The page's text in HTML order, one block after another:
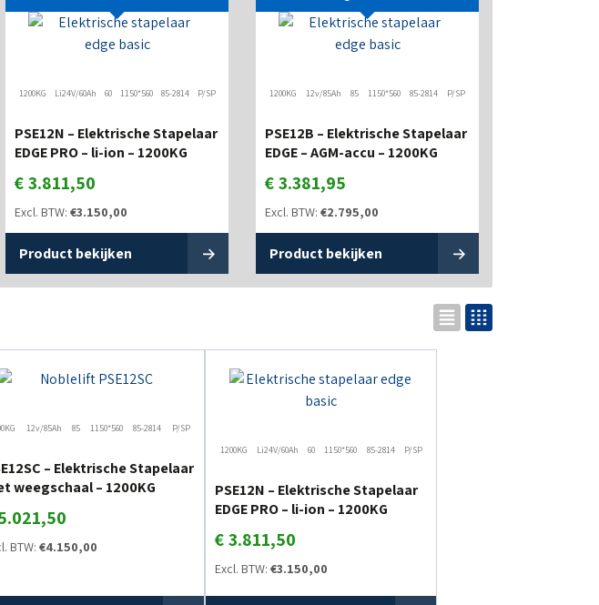
1200KG Li24V/60Ah 60 1150*560 85-2814 P/SP
PSE12N – Elektrische Stapelaar
EDGE PRO – li-ion – 1200KG
€3.811,50
Excl. BTW: €3.150,00
Product bekijken
1200KG 12v/85Ah 85 1150*560 85-2814 P/SP
PSE12B – Elektrische Stapelaar
EDGE – AGM-accu – 1200KG
€3.381,95
Excl. BTW: €2.795,00
Product bekijken
12v/85Ah 85 1150*560 85-2814 P/SP
– Elektrische Stapelaar
weegschaal – 1200KG
BTW: €4.150,00
1200KG Li24V/60Ah 60 1150*560 85-2814 P/SP
PSE12N – Elektrische Stapelaar
EDGE PRO – li-ion – 1200KG
€ 3.811,50
Excl. BTW:€3.150,00